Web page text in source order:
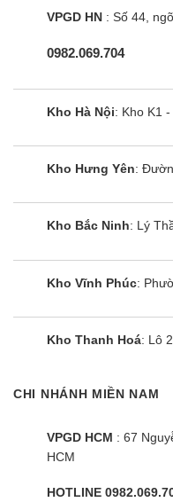
VPGD HN : Số 44,
0982.069.704
Kho Hà Nội: Kho K1
Kho Hưng Yên:
Kho Bắc Ninh: Lý
Kho Vĩnh Phúc:
Kho Thanh Hoá: Lô
CHI NHÁNH MIỀN NAM
VPGD HCM : 67
HCM
HOTLINE